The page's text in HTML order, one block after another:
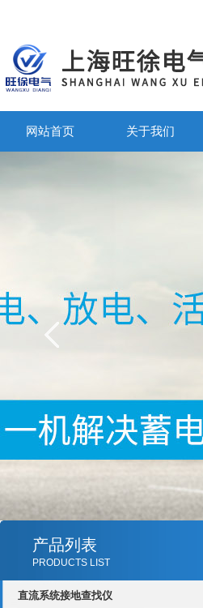
网站首页 关于我们
产品列表
PRODUCTS LIST
直流系统接地查找仪